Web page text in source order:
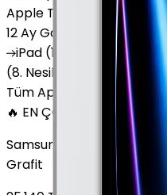
Apple Tablet
12 Ay Garanti
6 Taksit
iPad (10. Nesil) iPad Air
(8. Nesil)
Air (5. Nesil)
Tüm Apple Tablet'ler
🔥 EN ÇOK SATAN
Samsung Galaxy Tab S9
Grafit